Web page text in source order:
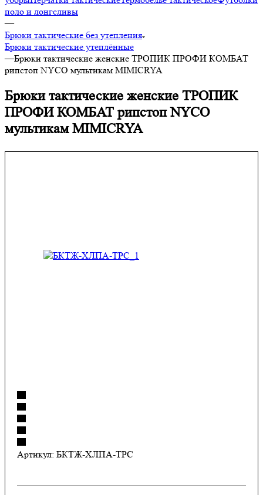
поло и лонгсливы
—
Брюки тактические без утепления
Брюки тактические утеплённые
—Брюки тактические женские ТРОПИК ПРОФИ КОМБАТ
рипстоп NYCO мультикам MIMICRYA
Брюки тактические женские ТРОПИК
ПРОФИ КОМБАТ рипстоп NYCO
мультикам MIMICRYA
Артикул: БКТЖ-ХЛПА-TPC